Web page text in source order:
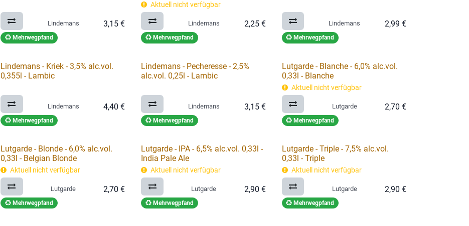
Lindemans 3,15 €
Mehrwegpfand
Aktuell nicht verfügbar
Lindemans 2,25€
Mehrwegpfand
Lindemans 2,99 €
Mehrwegpfand
Lindemans - Kriek - 3,5% alc.vol.
0,355l - Lambic
Lindemans 4,40 €
Mehrwegpfand
Lindemans - Pecheresse - 2,5%
alc.vol. 0,25l - Lambic
Lindemans 3,15€
Mehrwegpfand
Lutgarde - Blanche - 6,0% alc.vol.
0,33l - Blanche
Aktuell nicht verfügbar
Lutgarde 2,70 €
Mehrwegpfand
Lutgarde - Blonde - 6,0% alc.vol.
0,33l - Belgian Blonde
Aktuell nicht verfügbar
Lutgarde 2,70 €
Mehrwegpfand
Lutgarde - IPA - 6,5% alc.vol. 0,33l -
India Pale Ale
Aktuell nicht verfügbar
Lutgarde 2,90 €
Mehrwegpfand
Lutgarde - Triple - 7,5% alc.vol.
0,33l - Triple
Aktuell nicht verfügbar
Lutgarde 2,90 €
Mehrwegpfand